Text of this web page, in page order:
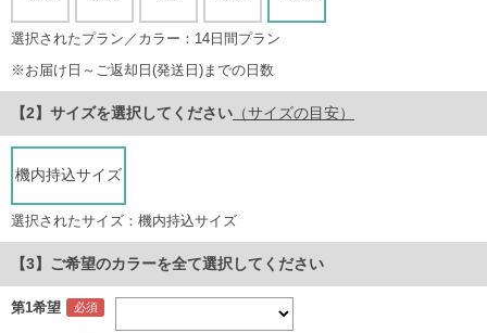
選択されたプラン／カラー：14日間プラン
※お届け日～ご返却日(発送日)までの日数
サイズを選択してください （サイズの目安）
機内持込サイズ
選択されたサイズ：機内持込サイズ
【3】ご希望のカラーを全て選択してください
第1希望